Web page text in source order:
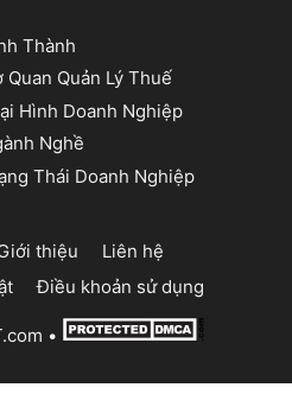
Thành
Quản Lý Thuế
Hình Doanh Nghiệp
Nghề
Thái Doanh Nghiệp
thiệu
Liên hệ
Điều khoản sử dụng
•